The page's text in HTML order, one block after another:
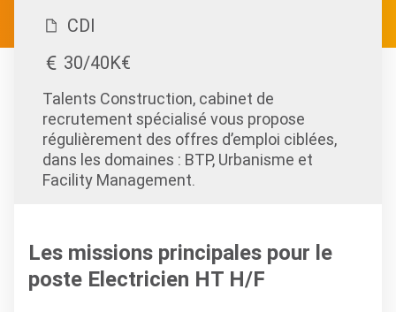
CDI
30/40K€
Talents Construction, cabinet de
recrutement spécialisé vous propose
régulièrement des offres d’emploi ciblées,
dans les domaines : BTP, Urbanisme et
Facility Management.
Les missions principales pour le
poste Electricien HT H/F